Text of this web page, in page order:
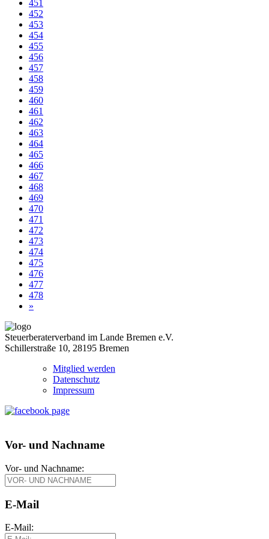
451
452
453
454
455
456
457
458
459
460
461
462
463
464
465
466
467
468
469
470
471
472
473
474
475
476
477
478
»
Steuerberaterverband im Lande Bremen e.V.
Schillerstraße 10, 28195 Bremen
Mitglied werden
Datenschutz
Impressum
Vor- und Nachname
Vor- und Nachname:
E-Mail
E-Mail: